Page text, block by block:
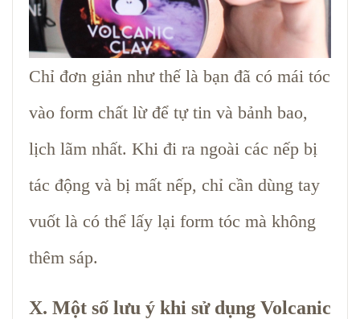
Chỉ đơn giản như thế là bạn đã có mái tóc
vào form chất lừ để tự tin và bảnh bao,
lịch lãm nhất. Khi đi ra ngoài các nếp bị
tác động và bị mất nếp, chỉ cần dùng tay
vuốt là có thể lấy lại form tóc mà không
thêm sáp.
X. Một số lưu ý khi sử dụng Volcanic